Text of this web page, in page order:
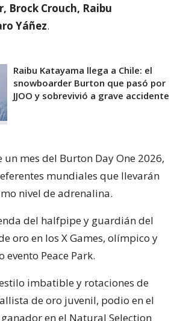
Brock Crouch, Raibu
Yáñez.
Raibu Katayama llega a Chile: el
snowboarder Burton que pasó por
JJOO y sobrevivió a grave accidente
un mes del Burton Day One 2026,
mundiales que llevarán
nivel de adrenalina.
del halfpipe y guardián del
oro en los X Games, olímpico y
Peace Park.
imbatible y rotaciones de
de oro juvenil, podio en el
en el Natural Selection